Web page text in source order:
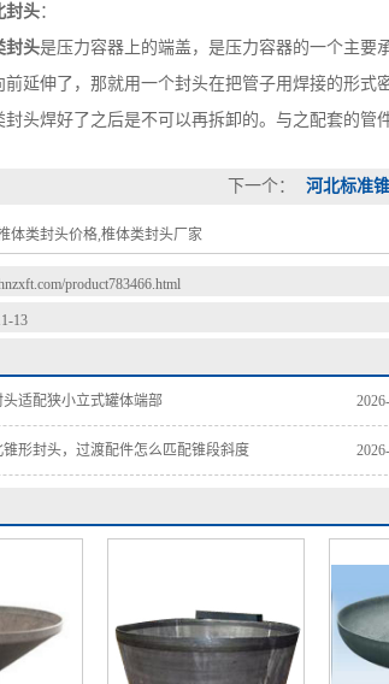
封头：
封头是压力容器上的端盖，是压力容器的一个主要
前延伸了，那就用一个封头在把管子用焊接的形
头焊好了之后是不可以再拆卸的。与之配套的管
下一个： 河北标准
体类封头价格,椎体类封头厂家
product783466.html
13
适配狭小立式罐体端部
形封头，过渡配件怎么匹配锥段斜度